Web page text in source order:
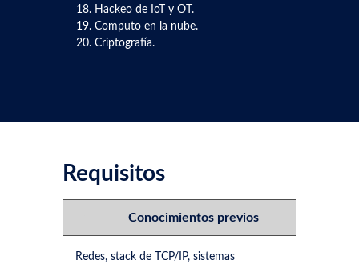
Hackeo de IoT y OT.
Computo en la nube.
Criptografía.
Requisitos
Conocimientos previos
Redes, stack de TCP/IP, sistemas